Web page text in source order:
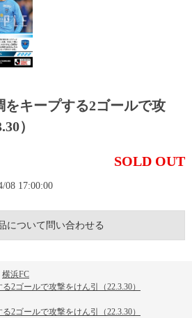
をキープする2ゴールで攻
）
SOLD OUT
08 17:00:00
について問い合わせる
横浜FC
2ゴールで攻撃をけん引（22.3.30）
2ゴールで攻撃をけん引（22.3.30）